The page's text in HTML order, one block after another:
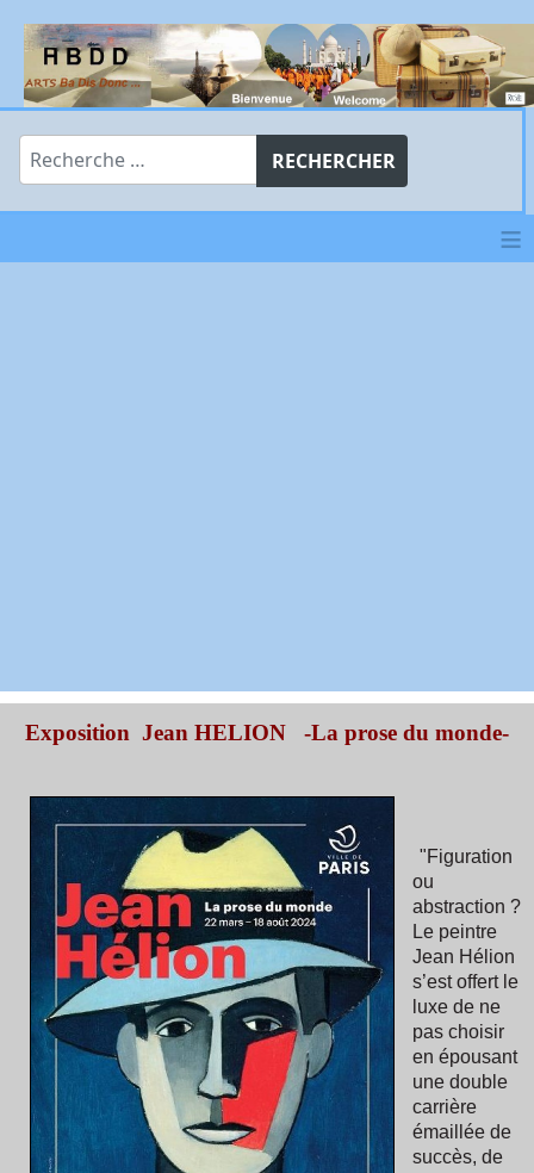
Rechercher
RECHERCHER
≡
Exposition Jean HELION -La prose du monde-
"Figuration
ou
abstraction ?
Le peintre
Jean Hélion
s’est offert le
luxe de ne
pas choisir
en épousant
une double
carrière
émaillée de
succès, de